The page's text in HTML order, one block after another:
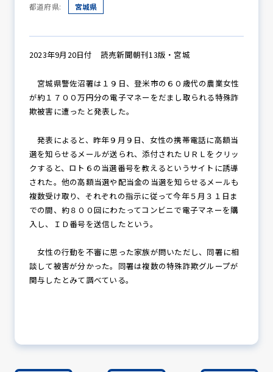
防犯パトロール
防犯セミナー
防犯対策情報
防犯協力会について
都道府県: 宮城県
2023年9月20日付 読売新聞朝刊13版・宮城
宮城県警佐沼署は１９日、登米市の６０歳代の農業女性
が約１７００万円分の電子マネーをだまし取られる特殊詐
欺被害に遭ったと発表した。
発表によると、昨年９月９日、女性の携帯電話に高額当
選を知らせるメールが送られ、添付されたＵＲＬをクリッ
クすると、ロト６の当選番号を教えるというサイトに誘導
された。他の高額当選や配当金の当選を知らせるメールも
複数受け取り、それぞれの指示に従って今年５月３１日ま
での間、約８００回にわたってコンビニで電子マネーを購
入し、ＩＤ番号を送信したという。
女性の行動を不審に思った家族が問いただし、同署に相
談して被害が分かった。同署は複数の特殊詐欺グループが
関与したとみて調べている。